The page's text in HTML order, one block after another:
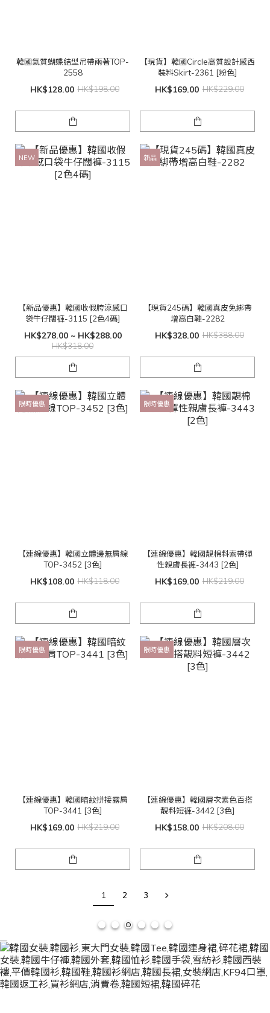
韓國氣質蝴蝶結型吊帶兩著TOP-
2558
HK$128.00 HK$198.00
【現貨】韓國Circle高質設計感西
裝料Skirt-2361 [粉色]
HK$169.00 HK$229.00
NEW
【新品優惠】韓國收假胯涼感口
袋牛仔闊褲-3115 [2色4碼]
HK$278.00 ~ HK$288.00
HK$318.00
新品
【現貨245碼】韓國真皮免綁帶
增高白鞋-2282
HK$328.00 HK$388.00
限時優惠
【連線優惠】韓國立體邊無肩線
TOP-3452 [3色]
HK$108.00 HK$118.00
限時優惠
【連線優惠】韓國靚棉料索帶彈
性親膚長褲-3443 [2色]
HK$169.00 HK$219.00
限時優惠
【連線優惠】韓國暗紋拼接露肩
TOP-3441 [3色]
HK$169.00 HK$219.00
限時優惠
【連線優惠】韓國層次素色百搭
靚料短褲-3442 [3色]
HK$158.00 HK$208.00
1 2 3